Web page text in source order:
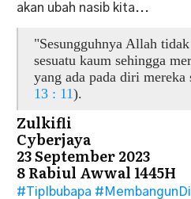
akan ubah nasib kita...
"Sesungguhnya Allah
sesuatu kaum sehingga
yang ada pada diri
13 : 11).
Zulkifli
Cyberjaya
23 September 2023
8 Rabiul Awwal 1445H
#TipIbubapa